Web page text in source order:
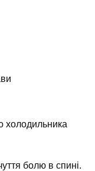
холодильника
болю в спині.